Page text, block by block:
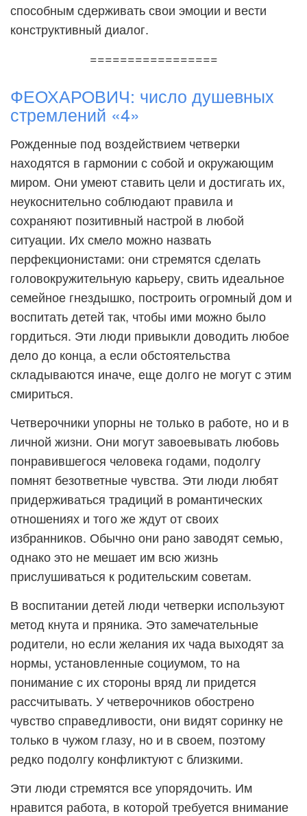
способным сдерживать свои эмоции и вести
конструктивный диалог.
=================
ФЕОХАРОВИЧ: число душевных
стремлений «4»
Рожденные под воздействием четверки
находятся в гармонии с собой и окружающим
миром. Они умеют ставить цели и достигать их,
неукоснительно соблюдают правила и
сохраняют позитивный настрой в любой
ситуации. Их смело можно назвать
перфекционистами: они стремятся сделать
головокружительную карьеру, свить идеальное
семейное гнездышко, построить огромный дом и
воспитать детей так, чтобы ими можно было
гордиться. Эти люди привыкли доводить любое
дело до конца, а если обстоятельства
складываются иначе, еще долго не могут с этим
смириться.
Четверочники упорны не только в работе, но и в
личной жизни. Они могут завоевывать любовь
понравившегося человека годами, подолгу
помнят безответные чувства. Эти люди любят
придерживаться традиций в романтических
отношениях и того же ждут от своих
избранников. Обычно они рано заводят семью,
однако это не мешает им всю жизнь
прислушиваться к родительским советам.
В воспитании детей люди четверки используют
метод кнута и пряника. Это замечательные
родители, но если желания их чада выходят за
нормы, установленные социумом, то на
понимание с их стороны вряд ли придется
рассчитывать. У четверочников обострено
чувство справедливости, они видят соринку не
только в чужом глазу, но и в своем, поэтому
редко подолгу конфликтуют с близкими.
Эти люди стремятся все упорядочить. Им
нравится работа, в которой требуется внимание